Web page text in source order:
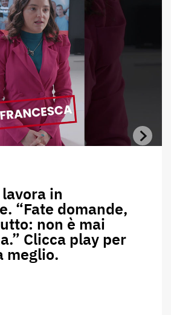
in
“Fate domande,
non è mai
Clicca play per
meglio.